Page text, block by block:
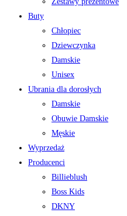
Buty
Chłopiec
Dziewczynka
Damskie
Unisex
Ubrania dla dorosłych
Damskie
Obuwie Damskie
Męskie
Wyprzedaż
Producenci
Billieblush
Boss Kids
DKNY